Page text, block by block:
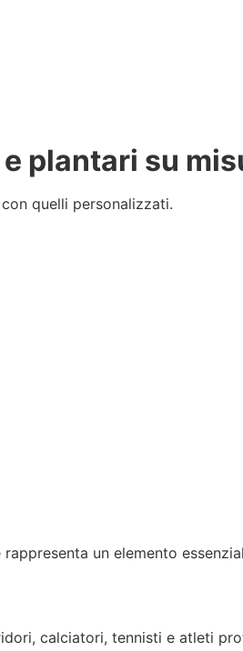
plantari su
quelli personalizzati.
un elemento
calciatori, tennisti e atleti